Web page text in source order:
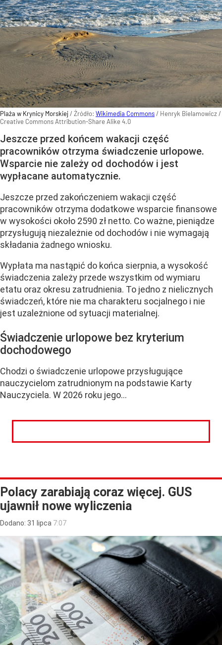
Plaża w Krynicy Morskiej/ Źródło: Wikimedia Commons/ Henryk Bielamowicz /
Creative Commons Attribution-Share Alike 4.0
Jeszcze przed końcem wakacji część
pracowników otrzyma świadczenie urlopowe.
Wsparcie nie zależy od dochodów i jest
wypłacane automatycznie.
Jeszcze przed zakończeniem wakacji część
pracowników otrzyma dodatkowe wsparcie finansowe
w wysokości około 2590 zł netto. Co ważne, pieniądze
przysługują niezależnie od dochodów i nie wymagają
składania żadnego wniosku.
Wypłata ma nastąpić do końca sierpnia, a wysokość
świadczenia zależy przede wszystkim od wymiaru
etatu oraz okresu zatrudnienia. To jedno z nielicznych
świadczeń, które nie ma charakteru socjalnego i nie
jest uzależnione od sytuacji materialnej.
Świadczenie urlopowe bez kryterium
dochodowego
Chodzi o świadczenie urlopowe przysługujące
nauczycielom zatrudnionym na podstawie Karty
Nauczyciela. W 2026 roku jego...
Polacy zarabiają coraz więcej. GUS
ujawnił nowe wyliczenia
Dodano: 31 lipca 7:07